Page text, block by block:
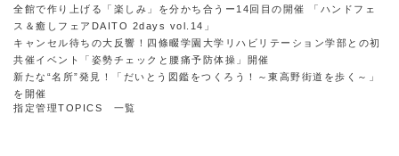
全館で作り上げる「楽しみ」を分かち合うー14回目の開催 「ハンドフェ
ス＆癒しフェアDAITO 2days vol.14」
キャンセル待ちの大反響！四條畷学園大学リハビリテーション学部との初
共催イベント「姿勢チェックと腰痛予防体操」開催
新たな“名所”発見！「だいとう図鑑をつくろう！～東高野街道を歩く～」
を開催
指定管理TOPICS 一覧